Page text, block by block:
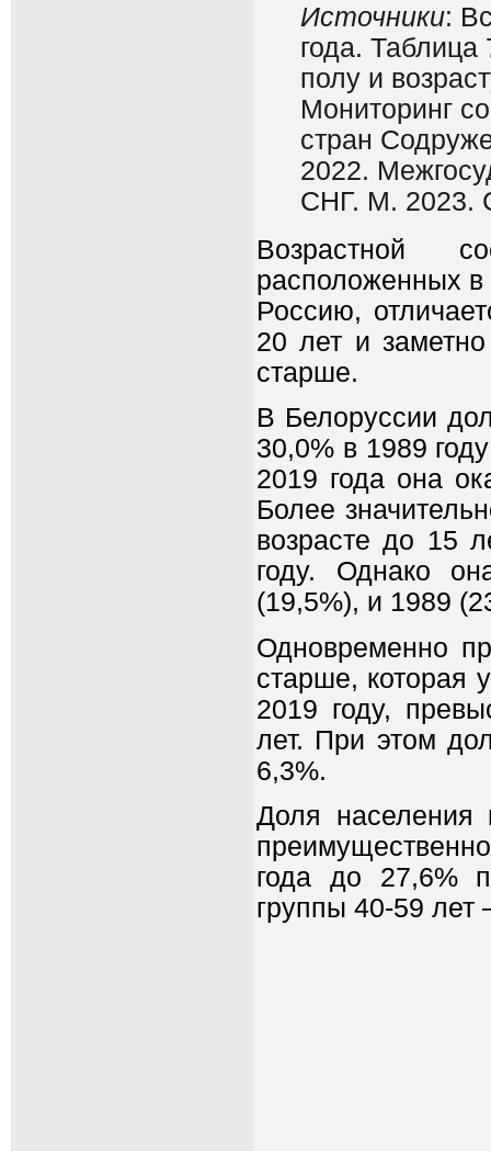
Источники:
года. Таблица
полу и
Мониторинг
стран
2022.
СНГ. М. 2023.
Возрастной
расположенных
Россию,
20 лет и
старше.
В Белоруссии
30,0% в 1989
2019 года она
Более
возрасте до 15
году. Однако
(19,5%), и 1989
Одновременно
старше, которая
2019 году,
лет. При этом
6,3%.
Доля населения
года до 27,6%
группы 40-59 лет